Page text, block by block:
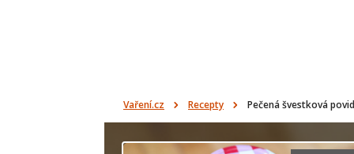
Vaření.cz Recepty Pečená švestková